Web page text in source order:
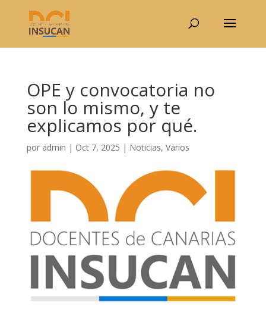
OPE y convocatoria no
son lo mismo, y te
explicamos por qué.
por admin | Oct 7, 2025 | Noticias, Varios